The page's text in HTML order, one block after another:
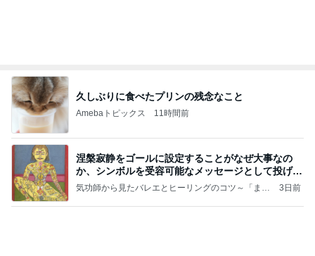
久しぶりに食べたプリンの残念なこと
Amebaトピックス 11時間前
涅槃寂静をゴールに設定することがなぜ大事なの
か、シンボルを受容可能なメッセージとして投げる
ことが
気功師から見たバレエとヒーリングのコツ～「まと
3日前